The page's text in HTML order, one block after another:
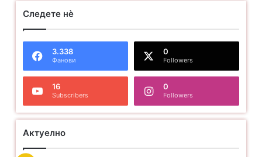
Следете нѐ
3.338
Фанови
0
Followers
16
Subscribers
0
Followers
Актуелно